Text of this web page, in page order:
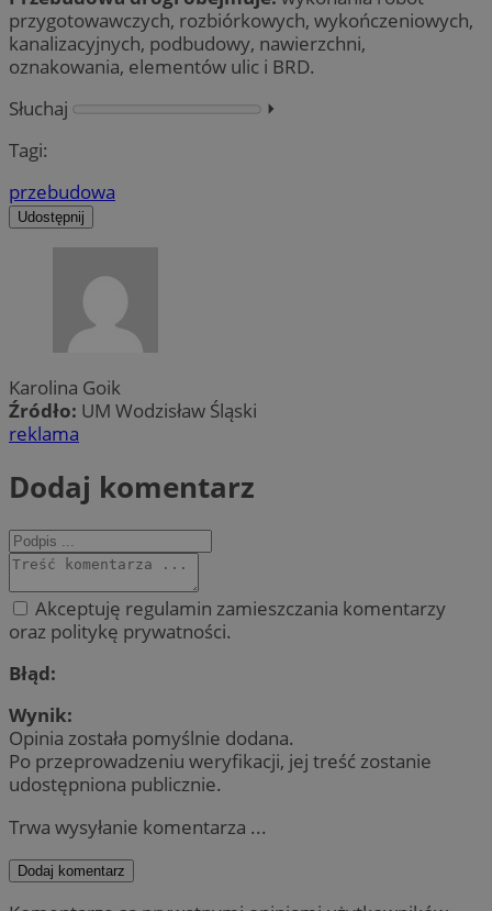
przygotowawczych, rozbiórkowych, wykończeniowych,
kanalizacyjnych, podbudowy, nawierzchni,
oznakowania, elementów ulic i BRD.
Słuchaj
⏵︎
Tagi:
przebudowa
Udostępnij
Karolina Goik
Źródło: UM Wodzisław Śląski
reklama
Dodaj komentarz
Akceptuję regulamin zamieszczania komentarzy
oraz politykę prywatności.
Błąd:
Wynik:
Opinia została pomyślnie dodana.
Po przeprowadzeniu weryfikacji, jej treść zostanie
udostępniona publicznie.
Trwa wysyłanie komentarza ...
Dodaj komentarz